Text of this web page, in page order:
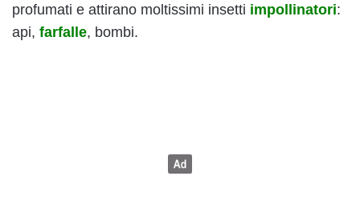
profumati e attirano moltissimi insetti impollinatori:
api, farfalle, bombi.